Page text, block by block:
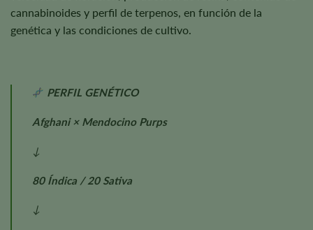
cannabinoides y perfil de terpenos, en función de la
genética y las condiciones de cultivo.
PERFIL GENÉTICO
Afghani × Mendocino Purps
↓
80 Índica / 20 Sativa
↓